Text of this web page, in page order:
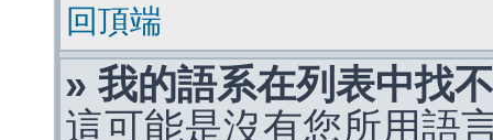
回頂端
» 我的語系在列表中找
這可能是沒有您所用語